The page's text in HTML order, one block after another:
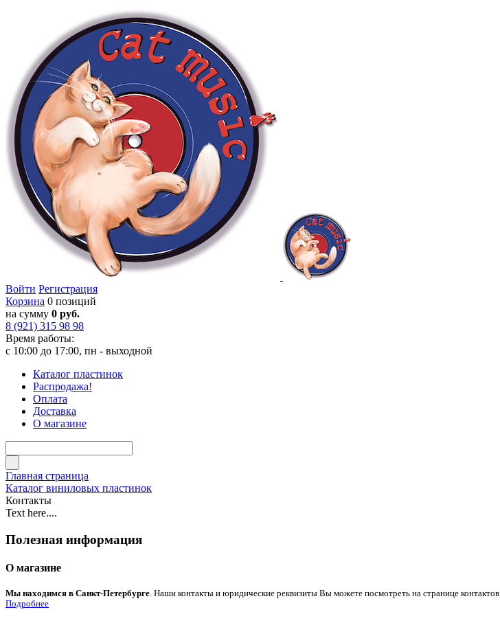
Войти Регистрация
Корзина 0 позиций
на сумму 0 руб.
8 (921) 315 98 98
Время работы:
с 10:00 до 17:00, пн - выходной
Каталог пластинок
Распродажа!
Оплата
Доставка
О магазине
Главная страница
Каталог виниловых пластинок
Контакты
Text here....
Полезная информация
О магазине
Мы находимся в Санкт-Петербурге. Наши контакты и юридические реквизиты Вы можете посмотреть на странице контактов
Подробнее